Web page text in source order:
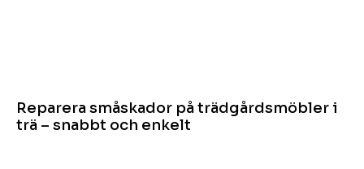
Reparera småskador på trädgårdsmöbler i
trä – snabbt och enkelt